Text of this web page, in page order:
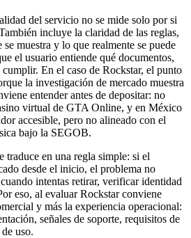
del servicio no se mide solo por si
incluye la claridad de las reglas,
muestra y lo que realmente se puede
el usuario entiende qué documentos,
En el caso de Rockstar, el punto
la investigación de mercado muestra
entender antes de depositar: no
virtual de GTA Online, y en México
accesible, pero no alineado con el
bajo la SEGOB.
traduce en una regla simple: si el
desde el inicio, el problema no
intentas retirar, verificar identidad
eso, al evaluar Rockstar conviene
y más la experiencia operacional:
señales de soporte, requisitos de
uso.